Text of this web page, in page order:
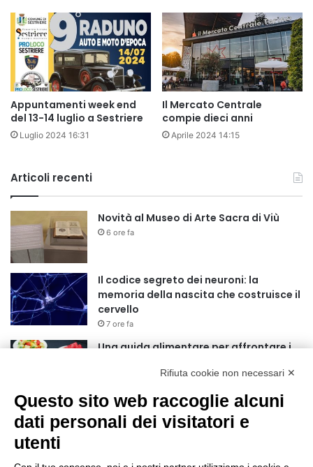
Appuntamenti week end
del 13-14 luglio a Sestriere
Luglio 2024 16:31
Il Mercato Centrale
compie dieci anni
Aprile 2024 14:15
Articoli recenti
Novità al Museo di Arte Sacra di Viù
6 ore fa
Il codice segreto dei neuroni: la
memoria della nascita che costruisce il
cervello
7 ore fa
Una guida alimentare per affrontare i
portare in tavola a Ferragosto
Basket Torino guarda al futuro:
accordo pluriennale con il giovane
Rifiuta cookie non necessari ✕
Questo sito web raccoglie alcuni
dati personali dei visitatori e
utenti